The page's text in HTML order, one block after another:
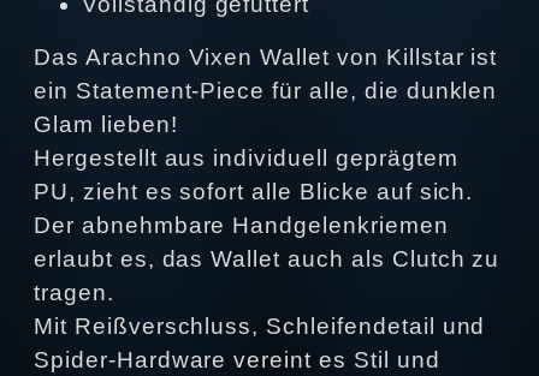
Das Arachno Vixen Wallet von Killstar ist
ein Statement-Piece für alle, die dunklen
Glam lieben!
Hergestellt aus individuell geprägtem
PU, zieht es sofort alle Blicke auf sich.
Der abnehmbare Handgelenkriemen
erlaubt es, das Wallet auch als Clutch zu
tragen.
Mit Reißverschluss, Schleifendetail und
Spider-Hardware vereint es Stil und